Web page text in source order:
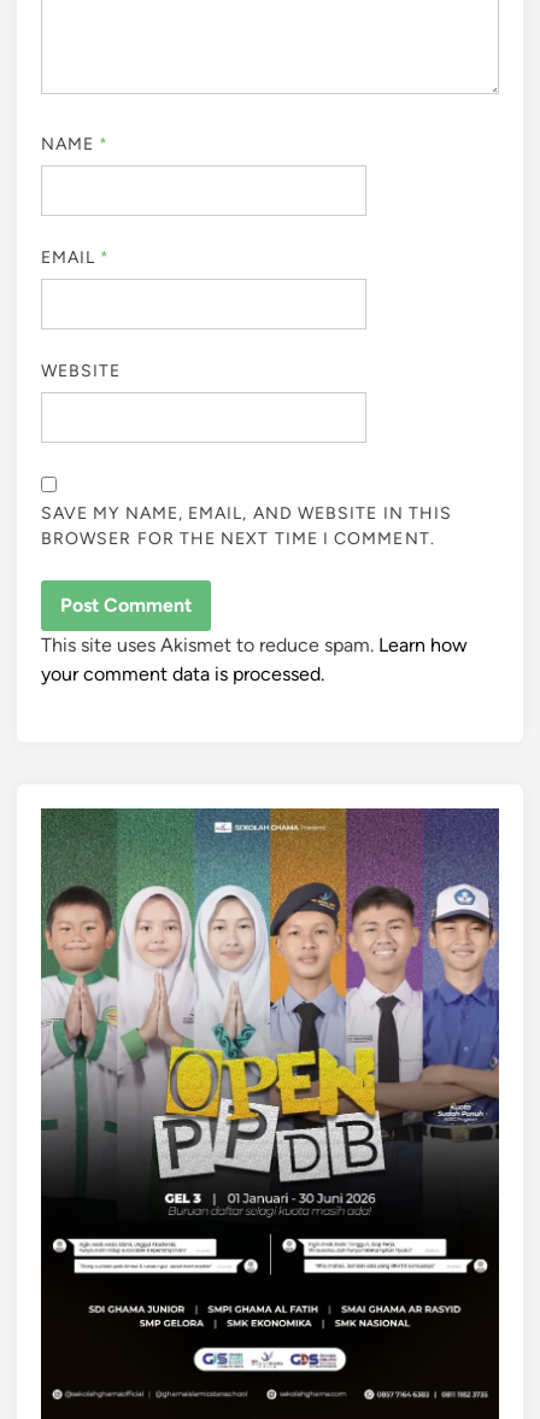
NAME *
EMAIL *
WEBSITE
SAVE MY NAME, EMAIL, AND WEBSITE IN THIS
BROWSER FOR THE NEXT TIME I COMMENT.
This site uses Akismet to reduce spam. Learn how
your comment data is processed.